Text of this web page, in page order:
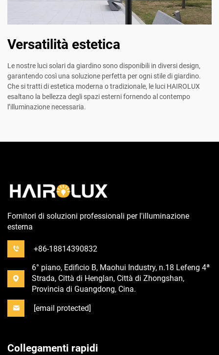
Versatilità estetica
Le nostre luci solari da giardino sono disponibili in diversi design,
garantendo così una soluzione perfetta per ogni stile di giardino.
Che si tratti di estetica moderna o tradizionale, le luci HAIROLUX
esaltano la bellezza degli spazi esterni fornendo al contempo
l’illuminazione necessaria.
Fornitori di soluzioni professionali per l'illuminazione
esterna
+86-18814390832
6° piano, Edificio B, Maohui Industry, n.18 Lefeng 4ª
Strada, Città di Henglan, Città di Zhongshan,
Provincia di Guangdong, Cina.
[email protected]
Collegamenti rapidi